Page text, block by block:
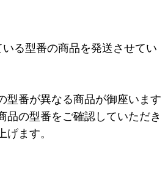
る型番の商品を発送させてい
型番が異なる商品が御座います
品の型番をご確認していただき
げます。